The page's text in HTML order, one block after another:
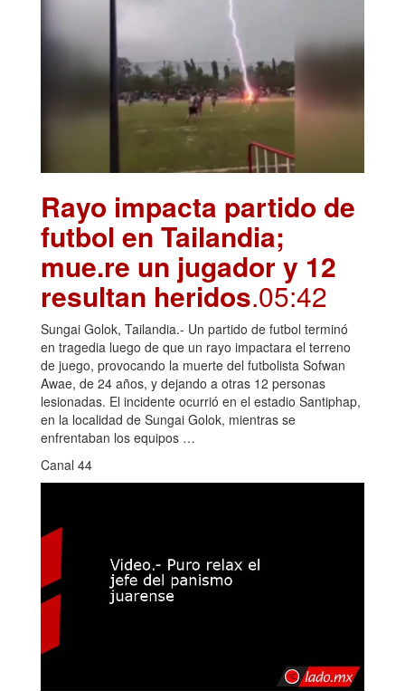
Rayo impacta partido de
futbol en Tailandia;
mue.re un jugador y 12
resultan heridos.05:42
Sungai Golok, Tailandia.- Un partido de futbol terminó
en tragedia luego de que un rayo impactara el terreno
de juego, provocando la muerte del futbolista Sofwan
Awae, de 24 años, y dejando a otras 12 personas
lesionadas. El incidente ocurrió en el estadio Santiphap,
en la localidad de Sungai Golok, mientras se
enfrentaban los equipos …
Canal 44